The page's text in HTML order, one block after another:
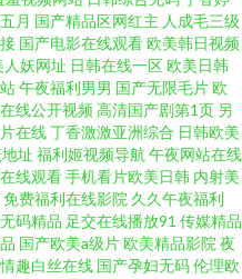
资源人人 91白虎污污茄子 成人天堂
航官网在线 囯产精品一区二区久久
瑟视频 五月成人色图 97超碰69 亚
色 九热95589cn永久免费 亚洲内射
免费1 91n视频在线看17 玖玖午夜
月 国产精品区网红主 人成毛三级
国产电影在线观看欧美韩日视频
人妖网址 日韩在线一区欧美日韩
午夜福利男男 国产无限毛片欧
线公开视频高清国产剧第1页 另
在线丁香激激亚洲综合 日韩欧美
址 福利姬视频导航 午夜网站在线
线观看手机看片欧美日韩 内射美
免费福利在线影院 久久午夜福利
码精品 足交在线播放91 传媒精品
国产欧美a级片欧美精品影院 夜
趣白丝在线 国产孕妇无码伦理欧